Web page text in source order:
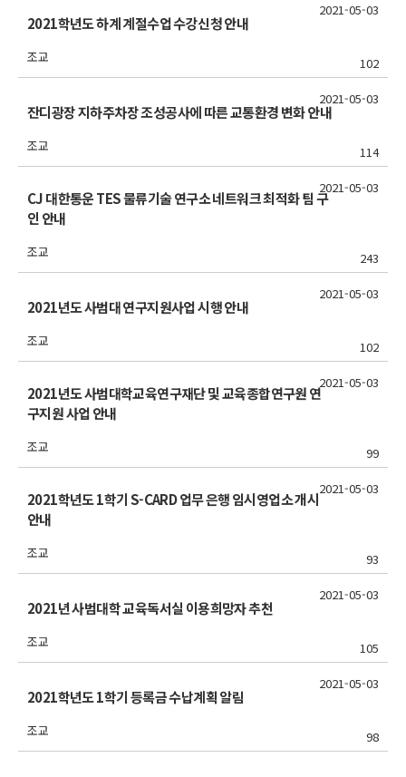
2021학년도 하계 계절수업 수강신청 안내
조교 102
2021-05-03
잔디광장 지하주차장 조성공사에 따른 교통환경 변화 안내
조교 114
2021-05-03
CJ 대한통운 TES 물류기술 연구소 네트워크 최적화 팀 구
인 안내
조교 243
2021-05-03
2021년도 사범대 연구지원사업 시행 안내
조교 102
2021-05-03
2021년도 사범대학교육연구재단 및 교육종합연구원 연
구지원 사업 안내
조교 99
2021-05-03
2021학년도 1학기 S-CARD 업무 은행 임시영업소 개시
안내
조교 93
2021-05-03
2021년 사범대학 교육독서실 이용희망자 추천
조교 105
2021-05-03
2021학년도 1학기 등록금 수납계획 알림
조교 98
2021-05-03